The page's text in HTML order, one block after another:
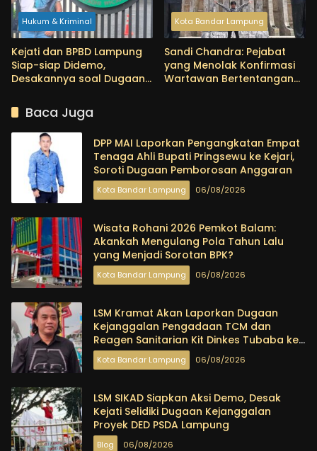
Hukum & Kriminal
Kejati dan BPBD Lampung
Siap-siap Didemo,
Desakannya soal Dugaan
Bersih 2025-2026
Kota Bandar Lampung
Sandi Chandra: Pejabat
yang Menolak Konfirmasi
Wartawan Bertentangan
Baca Juga
DPP MAI Laporkan Pengangkatan Empat
Tenaga Ahli Bupati Pringsewu ke Kejari,
Soroti Dugaan Pemborosan Anggaran
Kota Bandar Lampung 06/08/2026
Wisata Rohani 2026 Pemkot Balam:
Akankah Mengulang Pola Tahun Lalu
yang Menjadi Sorotan BPK?
Kota Bandar Lampung 06/08/2026
LSM Kramat Akan Laporkan Dugaan
Kejanggalan Pengadaan TCM dan
Reagen Sanitarian Kit Dinkes Tubaba ke
KPK dan Kejagung
Kota Bandar Lampung 06/08/2026
LSM SIKAD Siapkan Aksi Demo, Desak
Kejati Selidiki Dugaan Kejanggalan
Proyek DED PSDA Lampung
Blog 06/08/2026